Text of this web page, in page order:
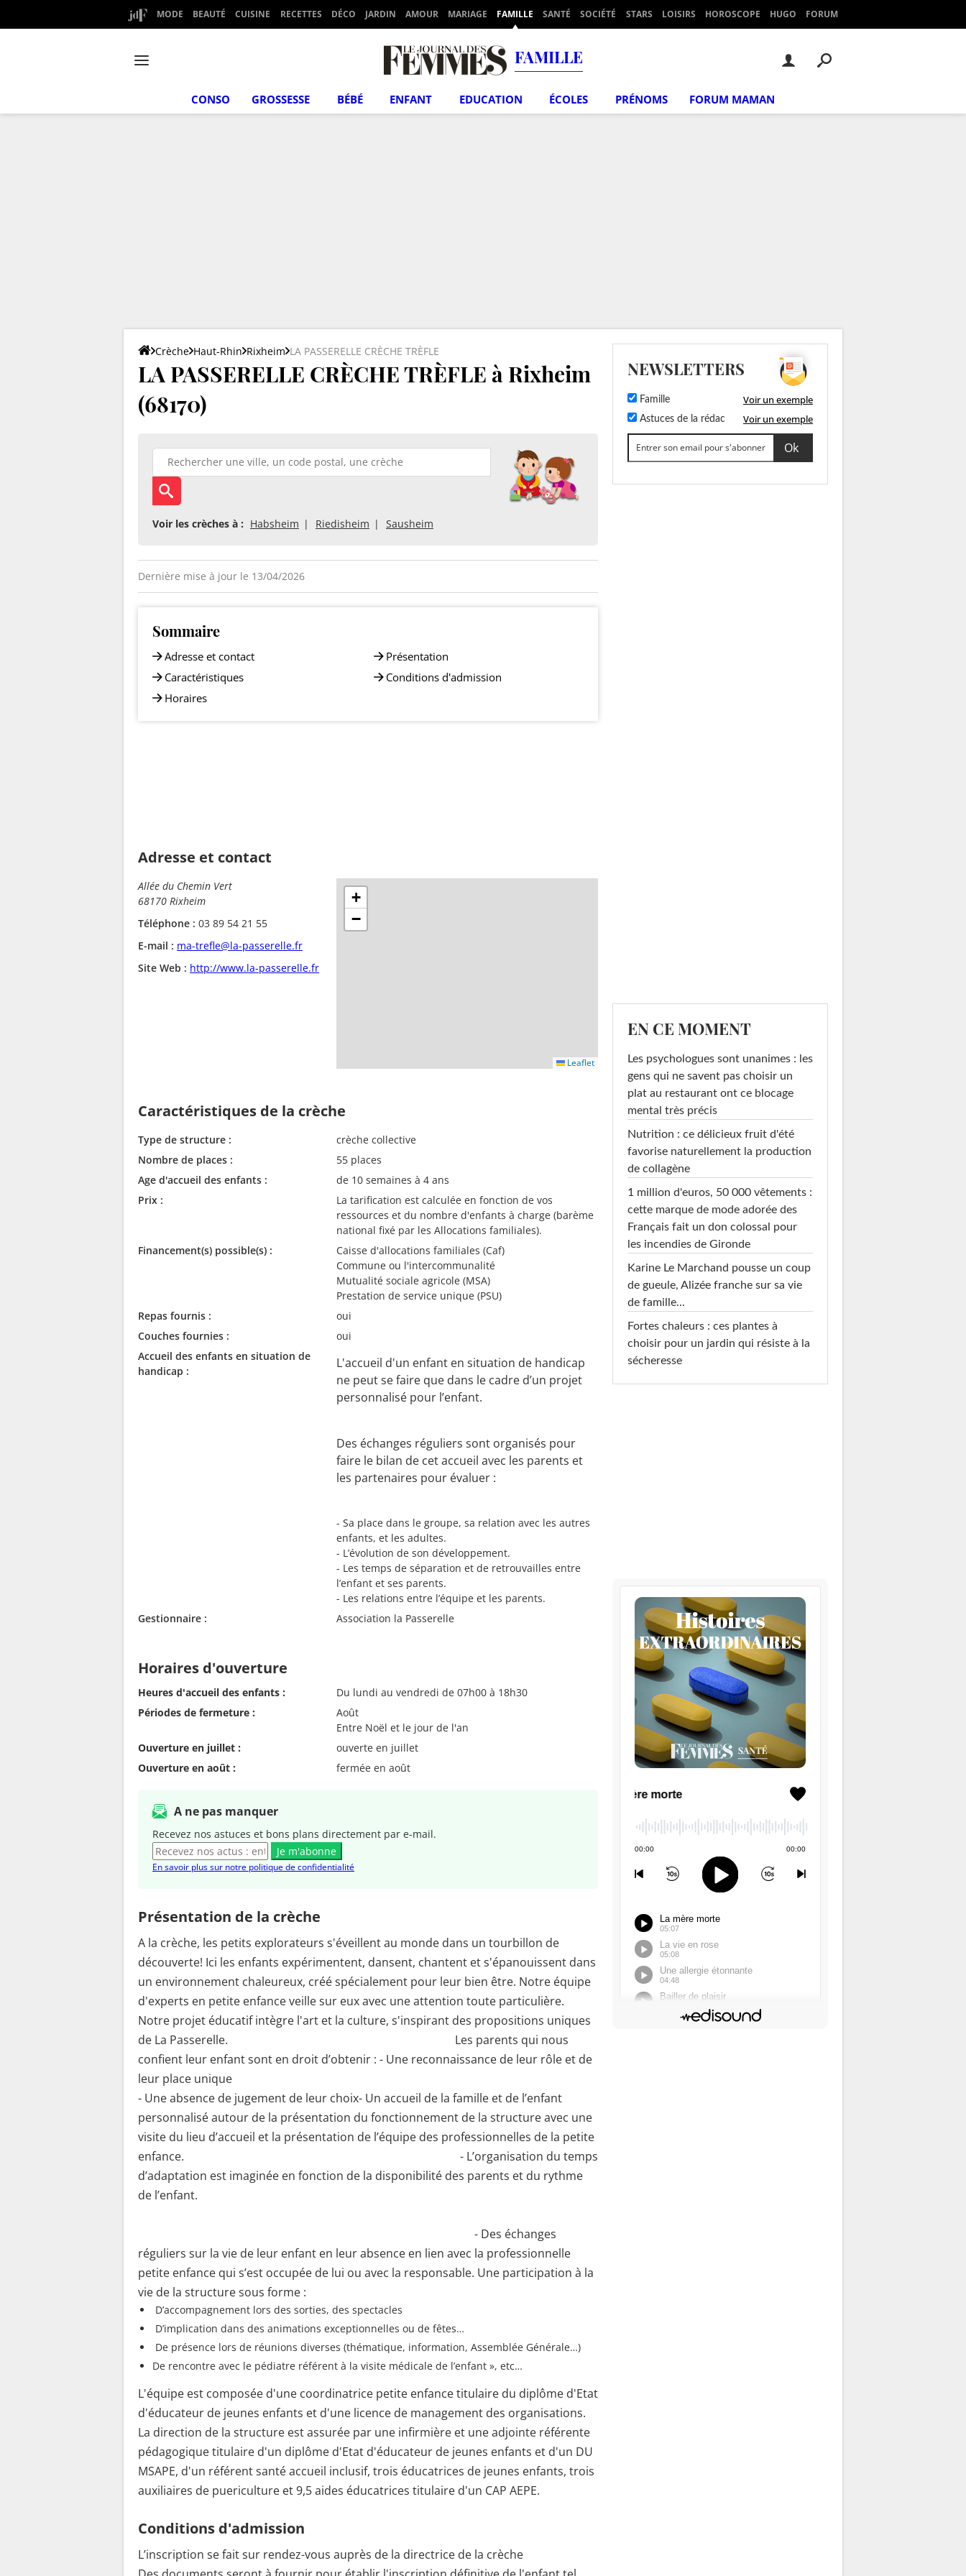
MODE BEAUTÉ CUISINE RECETTES DÉCO JARDIN AMOUR MARIAGE FAMILLE SANTÉ SOCIÉTÉ STARS LOISIRS HOROSCOPE HUGO FORUM
FAMILLE
CONSO GROSSESSE BÉBÉ ENFANT EDUCATION ÉCOLES PRÉNOMS FORUM MAMAN
Crèche Haut-Rhin Rixheim LA PASSERELLE CRÈCHE TRÈFLE
LA PASSERELLE CRÈCHE TRÈFLE à Rixheim
(68170)
Voir les crèches à : Habsheim Riedisheim Sausheim
Dernière mise à jour le 13/04/2026
Sommaire
Adresse et contact
Caractéristiques
Horaires
Présentation
Conditions d'admission
Adresse et contact
Allée du Chemin Vert
68170 Rixheim
Téléphone : 03 89 54 21 55
E-mail : ma-trefle@la-passerelle.fr
Site Web : http://www.la-passerelle.fr
+
−
Leaflet
Caractéristiques de la crèche
Type de structure :
crèche collective
Nombre de places :
55 places
Age d'accueil des enfants :
de 10 semaines à 4 ans
Prix :
La tarification est calculée en fonction de vos
ressources et du nombre d'enfants à charge (barème
national fixé par les Allocations familiales).
Financement(s) possible(s) :
Caisse d'allocations familiales (Caf)
Commune ou l'intercommunalité
Mutualité sociale agricole (MSA)
Prestation de service unique (PSU)
Repas fournis :
oui
Couches fournies :
oui
Accueil des enfants en situation de
handicap :
L'accueil d'un enfant en situation de handicap
ne peut se faire que dans le cadre d’un projet
personnalisé pour l’enfant.
Des échanges réguliers sont organisés pour
faire le bilan de cet accueil avec les parents et
les partenaires pour évaluer :
- Sa place dans le groupe, sa relation avec les autres
enfants, et les adultes.
- L’évolution de son développement.
- Les temps de séparation et de retrouvailles entre
l’enfant et ses parents.
- Les relations entre l’équipe et les parents.
Gestionnaire :
Association la Passerelle
Horaires d'ouverture
Heures d'accueil des enfants :
Du lundi au vendredi de 07h00 à 18h30
Périodes de fermeture :
Août
Entre Noël et le jour de l'an
Ouverture en juillet :
ouverte en juillet
Ouverture en août :
fermée en août
A ne pas manquer
Recevez nos astuces et bons plans directement par e-mail.
Je m'abonne
En savoir plus sur notre politique de confidentialité
Présentation de la crèche
A la crèche, les petits explorateurs s'éveillent au monde dans un tourbillon de
découverte! Ici les enfants expérimentent, dansent, chantent et s'épanouissent dans
un environnement chaleureux, créé spécialement pour leur bien être. Notre équipe
d'experts en petite enfance veille sur eux avec une attention toute particulière.
Notre projet éducatif intègre l'art et la culture, s'inspirant des propositions uniques
de La Passerelle. Les parents qui nous
confient leur enfant sont en droit d’obtenir : - Une reconnaissance de leur rôle et de
leur place unique
- Une absence de jugement de leur choix- Un accueil de la famille et de l’enfant
personnalisé autour de la présentation du fonctionnement de la structure avec une
visite du lieu d’accueil et la présentation de l’équipe des professionnelles de la petite
enfance. - L’organisation du temps
d’adaptation est imaginée en fonction de la disponibilité des parents et du rythme
de l’enfant.
- Des échanges
réguliers sur la vie de leur enfant en leur absence en lien avec la professionnelle
petite enfance qui s’est occupée de lui ou avec la responsable. Une participation à la
vie de la structure sous forme :
D’accompagnement lors des sorties, des spectacles
D’implication dans des animations exceptionnelles ou de fêtes…
De présence lors de réunions diverses (thématique, information, Assemblée Générale…)
De rencontre avec le pédiatre référent à la visite médicale de l’enfant », etc…
L'équipe est composée d'une coordinatrice petite enfance titulaire du diplôme d'Etat
d'éducateur de jeunes enfants et d'une licence de management des organisations.
La direction de la structure est assurée par une infirmière et une adjointe référente
pédagogique titulaire d'un diplôme d'Etat d'éducateur de jeunes enfants et d'un DU
MSAPE, d'un référent santé accueil inclusif, trois éducatrices de jeunes enfants, trois
auxiliaires de puericulture et 9,5 aides éducatrices titulaire d'un CAP AEPE.
Conditions d'admission
L’inscription se fait sur rendez-vous auprès de la directrice de la crèche
NEWSLETTERS
Famille Voir un exemple
Astuces de la rédac Voir un exemple
EN CE MOMENT
Les psychologues sont unanimes : les
gens qui ne savent pas choisir un
plat au restaurant ont ce blocage
mental très précis
Nutrition : ce délicieux fruit d'été
favorise naturellement la production
de collagène
1 million d'euros, 50 000 vêtements :
cette marque de mode adorée des
Français fait un don colossal pour
les incendies de Gironde
Karine Le Marchand pousse un coup
de gueule, Alizée franche sur sa vie
de famille...
Fortes chaleurs : ces plantes à
choisir pour un jardin qui résiste à la
sécheresse